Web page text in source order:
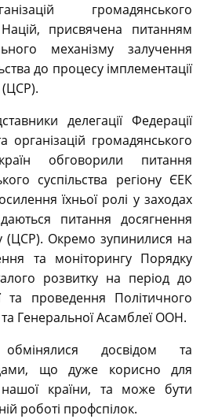
громадянського
присвячена питанням
механізму залучення
до процесу імплементації
(ЦСР).
делегації Федерації
громадянського
обговорили питання
суспільства регіону ЄЕК
їхньої ролі у заходах
питання досягнення
(ЦСР). Окремо зупинилися на
та моніторингу Порядку
розвитку на період до
та проведення Політичного
Генеральної Асамблеї ООН.
досвідом та
що дуже корисно для
нашої країни, та може бути
роботі профспілок.